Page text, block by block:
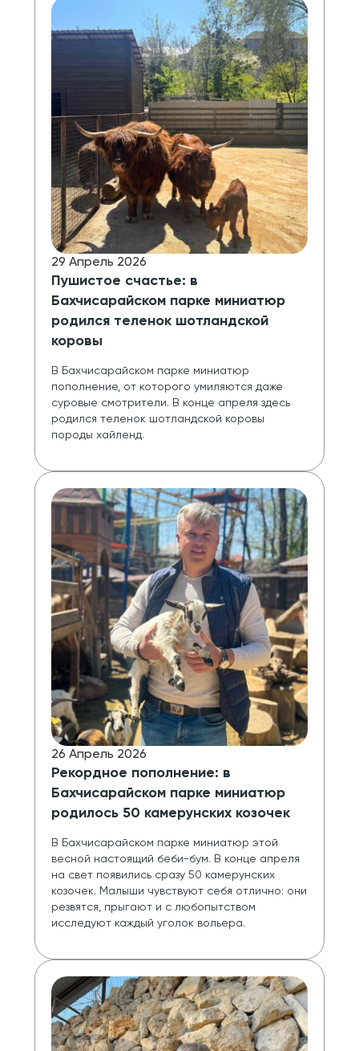
29 Апрель 2026
Пушистое счастье: в
Бахчисарайском парке миниатюр
родился теленок шотландской
коровы
В Бахчисарайском парке миниатюр
пополнение, от которого умиляются даже
суровые смотрители. В конце апреля здесь
родился теленок шотландской коровы
породы хайленд.
26 Апрель 2026
Рекордное пополнение: в
Бахчисарайском парке миниатюр
родилось 50 камерунских козочек
В Бахчисарайском парке миниатюр этой
весной настоящий беби-бум. В конце апреля
на свет появились сразу 50 камерунских
козочек. Малыши чувствуют себя отлично: они
резвятся, прыгают и с любопытством
исследуют каждый уголок вольера.